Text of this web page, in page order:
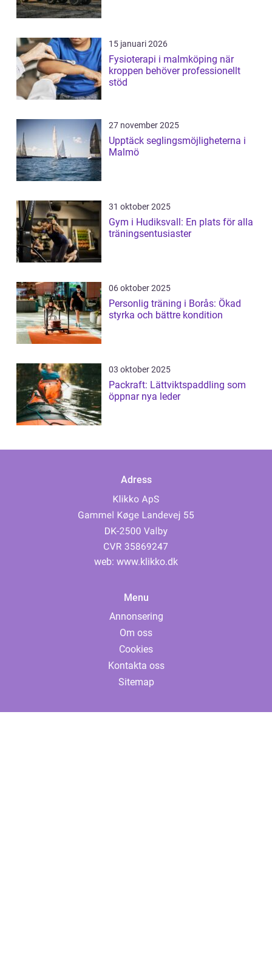
15 januari 2026
Fysioterapi i malmköping när
kroppen behöver professionellt
stöd
27 november 2025
Upptäck seglingsmöjligheterna i
Malmö
31 oktober 2025
Gym i Hudiksvall: En plats för alla
träningsentusiaster
06 oktober 2025
Personlig träning i Borås: Ökad
styrka och bättre kondition
03 oktober 2025
Packraft: Lättviktspaddling som
öppnar nya leder
Adress
web: www.klikko.dk
Menu
Annonsering
Om oss
Cookies
Kontakta oss
Sitemap